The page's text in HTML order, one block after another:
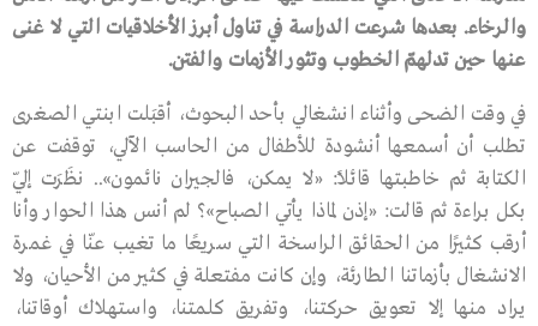
والرخاء. بعدها شرعت الدراسة في تناول أبرز الأخلاقيات التي لا غنى
عنها حين تدلهمّ الخطوب وتثور الأزمات والفتن.
في وقت الضحى وأثناء انشغالي بأحد البحوث، أقبَلت ابنتي الصغرى
تطلب أن أسمعها أنشودة للأطفال من الحاسب الآلي، توقفت عن
الكتابة ثم خاطبتها قائلاً: «لا يمكن، فالجيران نائمون».. نظَرَت إليّ
بكل براءة ثم قالت: «إذن لماذا يأتي الصباح»؟ لم أنس هذا الحوار وأنا
أرقب كثيرًا من الحقائق الراسخة التي سريعًا ما تغيب عنّا في غمرة
الانشغال بأزماتنا الطارئة، وإن كانت مفتعلة في كثير من الأحيان، ولا
يراد منها إلا تعويق حركتنا، وتفريق كلمتنا، واستهلاك أوقاتنا،